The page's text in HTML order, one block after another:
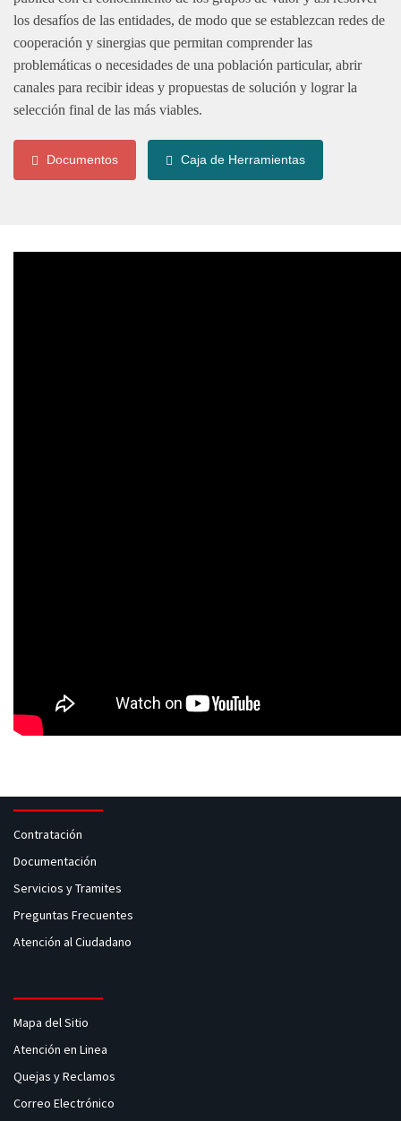
los desafíos de las entidades, de modo que se establezcan redes de
cooperación y sinergias que permitan comprender las
problemáticas o necesidades de una población particular, abrir
canales para recibir ideas y propuestas de solución y lograr la
selección final de las más viables.
Documentos Caja de Herramientas
Contratación
Documentación
Servicios y Tramites
Preguntas Frecuentes
Atención al Ciudadano
Mapa del Sitio
Atención en Linea
Quejas y Reclamos
Correo Electrónico